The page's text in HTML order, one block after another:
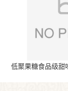
低聚果糖食品级甜